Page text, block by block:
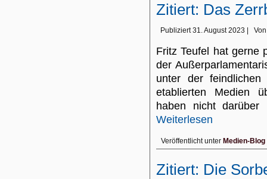
Zitiert: Das
Publiziert 31. August 2023 Von
Fritz Teufel hat gerne
der
unter der feindlichen
etablierten Medien
haben nicht
Weiterlesen
Veröffentlicht unter Medien-Blog
Zitiert: Die